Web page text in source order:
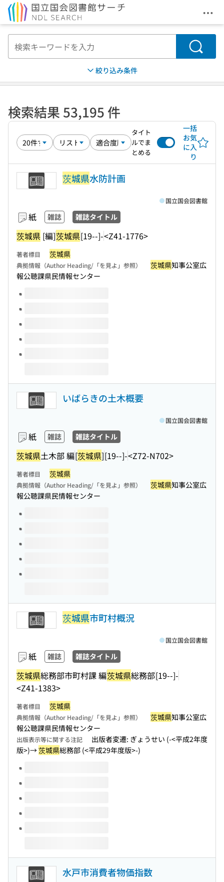
メ
検索
絞り込み条件
検索結果 53,195 件
タイト
ルでま
とめる
一括
お気
に入
り
茨城県水防計画
紙 雑誌 雑誌タイトル
茨城県 [編]茨城県[19--]-<Z41-1776>
国立国会図書館
著者標目 茨城県
典拠情報（Author Heading/「を見よ」参照） 茨城県知事公室広
報公聴課県民情報センター
このタイトルの巻号
いばらきの土木概要
紙 雑誌 雑誌タイトル
茨城県土木部 編[茨城県][19--]-<Z72-N702>
国立国会図書館
著者標目 茨城県
典拠情報（Author Heading/「を見よ」参照） 茨城県知事公室広
報公聴課県民情報センター
このタイトルの巻号
茨城県市町村概況
紙 雑誌 雑誌タイトル
茨城県総務部市町村課 編茨城県総務部[19--]-
<Z41-1383>
国立国会図書館
著者標目 茨城県
典拠情報（Author Heading/「を見よ」参照） 茨城県知事公室広
報公聴課県民情報センター
出版表示等に関する注記
出版者変遷: ぎょうせい (-<平成2年度
版>)→茨城県総務部 (<平成29年度版>-)
このタイトルの巻号
水戸市消費者物価指数